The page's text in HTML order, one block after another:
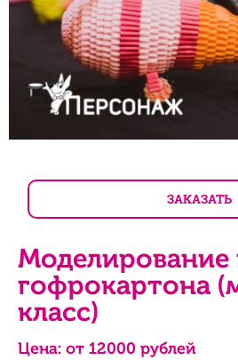
ЗАКАЗАТЬ
Моделирование
гофрокартона
класс)
Цена: от 12000 рублей